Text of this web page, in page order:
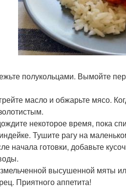
полукольцами. Вымойте
масло и обжарьте мясо.
некоторое время, пока
Тушите рагу на
начала готовки, добавьте
высушенной мяты
Приятного аппетита!